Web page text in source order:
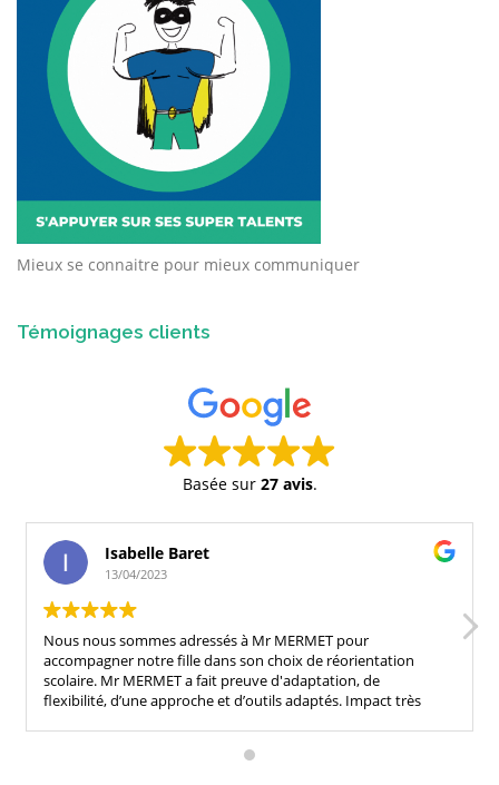
Mieux se connaitre pour mieux communiquer
Témoignages clients
Basée sur 27 avis.
Isabelle Baret
13/04/2023
Nous nous sommes adressés à Mr MERMET pour
accompagner notre fille dans son choix de réorientation
scolaire. Mr MERMET a fait preuve d'adaptation, de
flexibilité, d’une approche et d’outils adaptés. Impact très